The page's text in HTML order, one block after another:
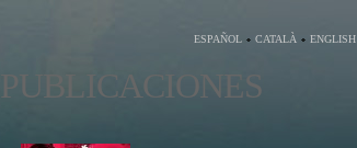
ESPAÑOL CATALÀ ENGLISH
PUBLICACIONES